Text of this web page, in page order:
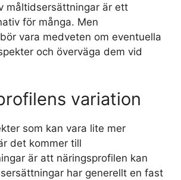
måltidsersättningar är ett
för många. Men
vara medveten om eventuella
och överväga dem vid
variation
som kan vara lite mer
det kommer till
är att näringsprofilen kan
har generellt en fast